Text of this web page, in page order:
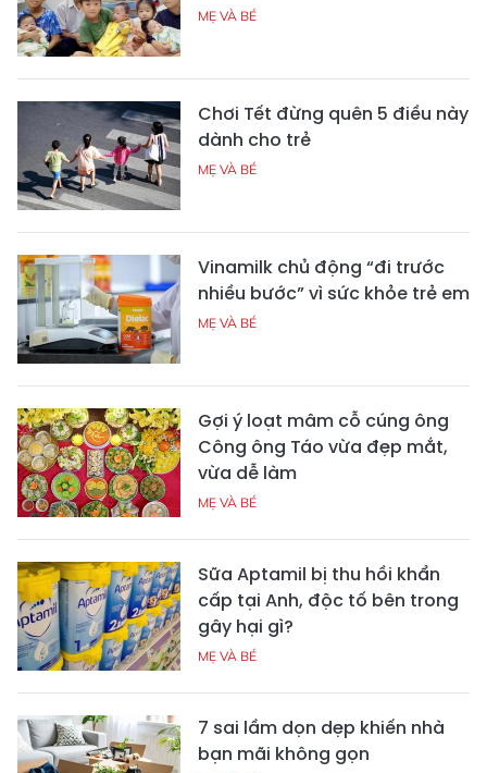
MẸ VÀ BÉ
Chơi Tết đừng quên 5 điều này
dành cho trẻ
MẸ VÀ BÉ
Vinamilk chủ động “đi trước
nhiều bước” vì sức khỏe trẻ em
MẸ VÀ BÉ
Gợi ý loạt mâm cỗ cúng ông
Công ông Táo vừa đẹp mắt,
vừa dễ làm
MẸ VÀ BÉ
Sữa Aptamil bị thu hồi khẩn
cấp tại Anh, độc tố bên trong
gây hại gì?
MẸ VÀ BÉ
7 sai lầm dọn dẹp khiến nhà
bạn mãi không gọn